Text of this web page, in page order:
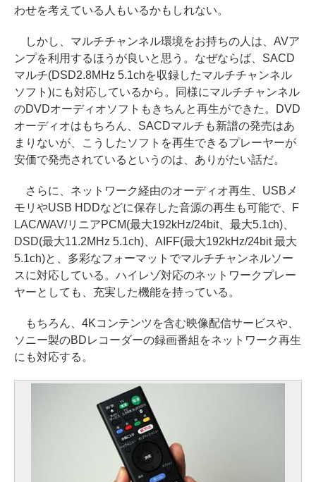
わせを考えている人もいるかもしれない。
しかし、マルチチャンネル環境をお持ちの人は、AVア
ンプを利用するほうが良いと思う。なぜならば、SACD
マルチ(DSD2.8MHz 5.1chを収録したマルチチャンネル
ソフト)にも対応しているから。同様にマルチチャンネル
のDVDオーディオソフトもきちんと再生ができた。DVD
オーディオはもちろん、SACDマルチも新譜の発売はあ
まりないが、こうしたソフトを再生できるプレーヤーが
安価で発売されているというのは、ありがたい話だ。
さらに、ネットワーク経由のオーディオ再生、USBメ
モリやUSB HDDなどに保存した音源の再生も可能で、F
LAC/WAV/リニアPCM(最大192kHz/24bit、最大5.1ch)、
DSD(最大11.2MHz 5.1ch)、AIFF(最大192kHz/24bit 最大
5.1ch)と、多彩なフォーマットでマルチチャンネルソー
スに対応している。ハイレゾ対応のネットワークプレー
ヤーとしても、充実した機能を持っている。
もちろん、4Kコンテンツを含む映像配信サービスや、
ソニー製のBDレコーダーの録画番組をネットワーク再生
にも対応する。